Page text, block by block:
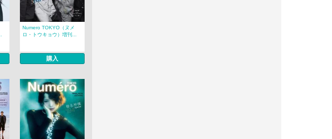
Numero TOKYO（ヌメ
ロ・トウキョウ）増刊...
購入